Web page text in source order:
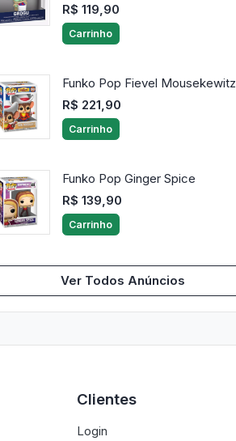
R$ 119,90
Carrinho
Funko Pop Fievel Mousekewitz
R$ 221,90
Carrinho
Funko Pop Ginger Spice
R$ 139,90
Carrinho
Ver Todos Anúncios
Clientes
Login